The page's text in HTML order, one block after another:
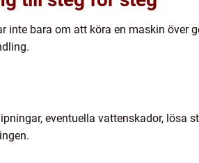
inte bara om att köra en maskin över
eventuella vattenskador, lösa